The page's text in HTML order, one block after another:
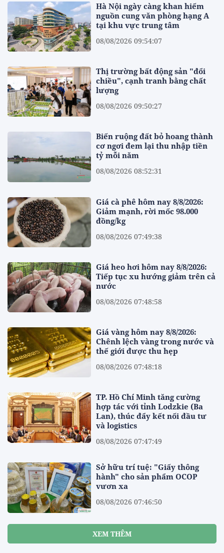
Hà Nội ngày càng khan hiếm
nguồn cung văn phòng hạng A
tại khu vực trung tâm
08/08/2026 09:54:07
Thị trường bất động sản "đổi
chiều", cạnh tranh bằng chất
lượng
08/08/2026 09:50:27
Biến ruộng đất bỏ hoang thành
cơ ngơi đem lại thu nhập tiền
tỷ mỗi năm
08/08/2026 08:52:31
Giá cà phê hôm nay 8/8/2026:
Giảm mạnh, rời mốc 98.000
đồng/kg
08/08/2026 07:49:38
Giá heo hơi hôm nay 8/8/2026:
Tiếp tục xu hướng giảm trên cả
nước
08/08/2026 07:48:58
Giá vàng hôm nay 8/8/2026:
Chênh lệch vàng trong nước và
thế giới được thu hẹp
08/08/2026 07:48:18
TP. Hồ Chí Minh tăng cường
hợp tác với tỉnh Lodzkie (Ba
Lan), thúc đẩy kết nối đầu tư
và logistics
08/08/2026 07:47:49
Sở hữu trí tuệ: "Giấy thông
hành" cho sản phẩm OCOP
vươn xa
08/08/2026 07:46:50
XEM THÊM